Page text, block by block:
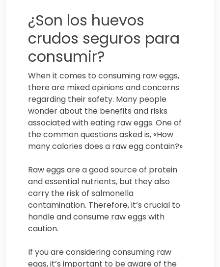
¿Son los huevos
crudos seguros para
consumir?
When it comes to consuming raw eggs,
there are mixed opinions and concerns
regarding their safety. Many people
wonder about the benefits and risks
associated with eating raw eggs. One of
the common questions asked is, «How
many calories does a raw egg contain?»
Raw eggs are a good source of protein
and essential nutrients, but they also
carry the risk of salmonella
contamination. Therefore, it’s crucial to
handle and consume raw eggs with
caution.
If you are considering consuming raw
eggs, it’s important to be aware of the